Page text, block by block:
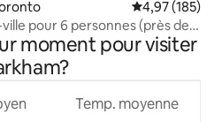
Note
4,97 (185)
pour 6 personnes (près de
moment pour visiter
Temp. moyenne